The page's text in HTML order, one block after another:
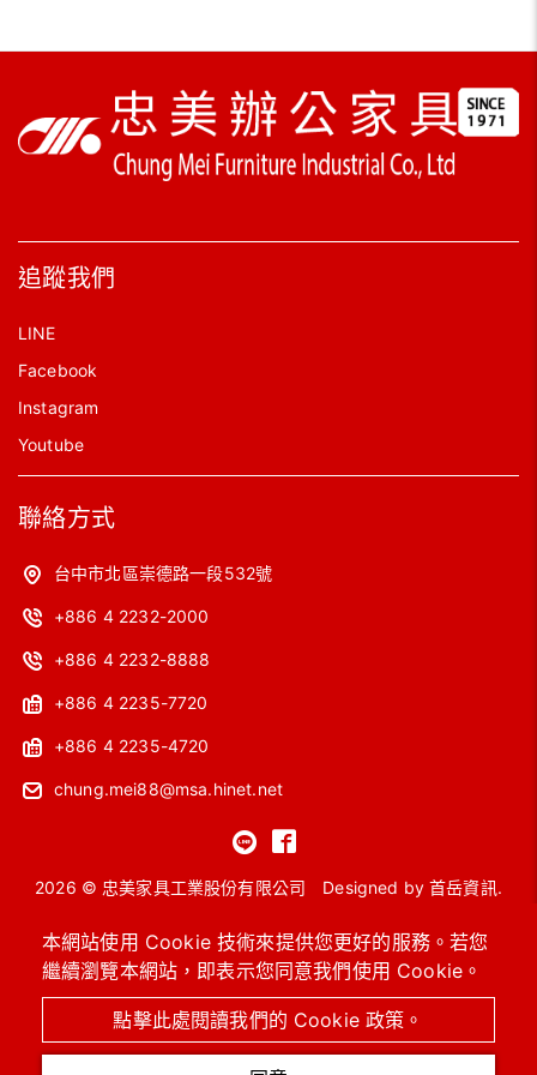
本網站使用 Cookie 技術來提供您更好的服務。若您
繼續瀏覽本網站，即表示您同意我們使用 Cookie。
點擊此處閱讀我們的 Cookie 政策。
追蹤我們
LINE
Facebook
Instagram
Youtube
聯絡方式
台中市北區崇德路一段532號
+886 4 2232-2000
+886 4 2232-8888
+886 4 2235-7720
+886 4 2235-4720
chung.mei88@msa.hinet.net
2026 © 忠美家具工業股份有限公司 Designed by首岳資訊.
OA主管桌 工作站 會議桌 洽談桌椅
高級沙發
系統櫥櫃 / 圖書館設備
進口保險箱
OA辦公椅 / 功能椅
辦公OA屏風 / 辦公隔間